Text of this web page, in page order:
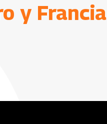
y Francia